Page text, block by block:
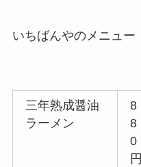
いちばんやのメニュー
三年熟成醤油
ラーメン
8
8
0
円